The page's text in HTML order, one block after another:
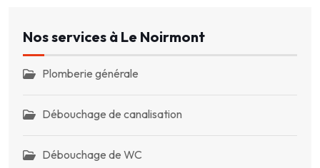
Nos services à Le Noirmont
Plomberie générale
Débouchage de canalisation
Débouchage de WC